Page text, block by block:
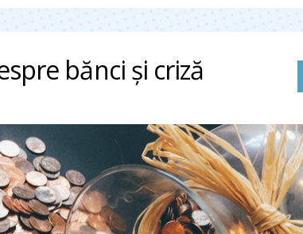
bănci şi criză